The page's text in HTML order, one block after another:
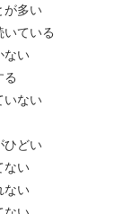
が多い
ている
ない
る
いない
ひどい
ない
ない